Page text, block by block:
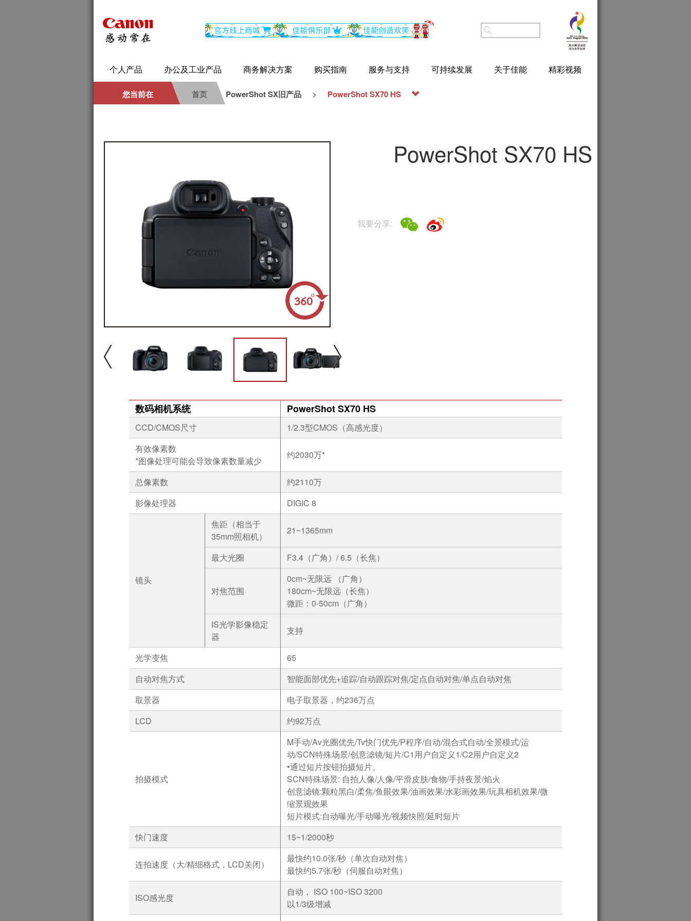
个人产品 办公及工业产品 商务解决方案 购买指南 服务与支持 可持续发展 关于佳能 精彩视频
您当前在 首页 PowerShot SX旧产品 > PowerShot SX70 HS
播放/暂停 速度 反向
PowerShot SX70 HS
我要分享:
数码相机系统 PowerShot SX70 HS
CCD/CMOS尺寸
1/2.3型CMOS（高感光度）
有效像素数
*图像处理可能会导致像素数量减少
约2030万*
总像素数
约2110万
影像处理器
DIGIC 8
镜头
焦距（相当于
35mm照相机）
21~1365mm
最大光圈 F3.4（广角）/ 6.5（长焦）
对焦范围
0cm~无限远 （广角）
180cm~无限远（长焦）
微距：0-50cm（广角）
IS光学影像稳定
器
支持
光学变焦
65
自动对焦方式
智能面部优先+追踪/自动跟踪对焦/定点自动对焦/单点自动对焦
取景器
电子取景器，约236万点
LCD
约92万点
拍摄模式
M手动/Av光圈优先/Tv快门优先/P程序/自动/混合式自动/全景模式/运
动/SCN特殊场景/创意滤镜/短片/C1用户自定义1/C2用户自定义2
•通过短片按钮拍摄短片。
SCN特殊场景: 自拍人像/人像/平滑皮肤/食物/手持夜景/焰火
创意滤镜:颗粒黑白/柔焦/鱼眼效果/油画效果/水彩画效果/玩具相机效果/微
缩景观效果
短片模式:自动曝光/手动曝光/视频快照/延时短片
快门速度
15~1/2000秒
连拍速度（大/精细格式，LCD关闭）
最快约10.0张/秒（单次自动对焦）
最快约5.7张/秒（伺服自动对焦）
ISO感光度
自动， ISO 100~ISO 3200
以1/3级增减